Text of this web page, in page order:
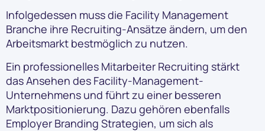
Infolgedessen muss die Facility Management
Branche ihre Recruiting-Ansätze ändern, um den
Arbeitsmarkt bestmöglich zu nutzen.
Ein professionelles Mitarbeiter Recruiting stärkt
das Ansehen des Facility-Management-
Unternehmens und führt zu einer besseren
Marktpositionierung. Dazu gehören ebenfalls
Employer Branding Strategien, um sich als